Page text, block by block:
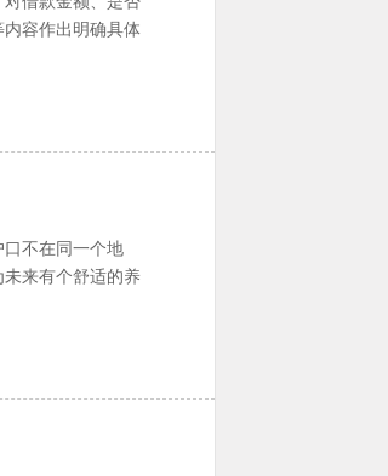
容作出明确具体
不在同一个地
来有个舒适的养